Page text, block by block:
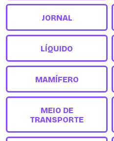
JORNAL
LÍQUIDO
MAMÍFERO
MEIO DE
TRANSPORTE